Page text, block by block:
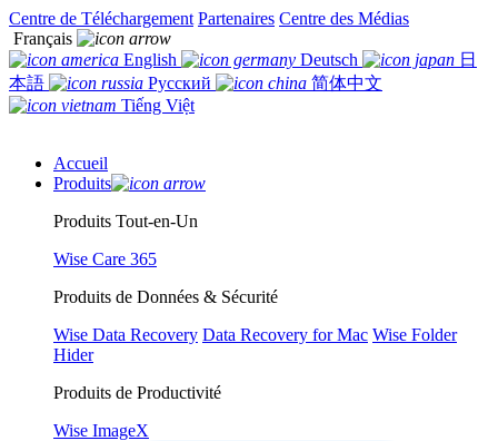
Centre de Téléchargement Partenaires Centre des Médias
Français
English
Deutsch
日
本語
Русский
简体中文
Tiếng Việt
Accueil
Produits
Produits Tout-en-Un
Wise Care 365
Produits de Données & Sécurité
Wise Data Recovery Data Recovery for Mac Wise Folder
Hider
Produits de Productivité
Wise ImageX